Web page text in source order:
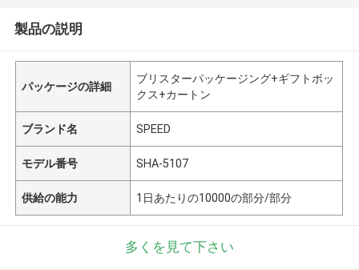
製品の説明
パッケージの詳細
ブリスターパッケージング+ギフトボッ
クス+カートン
ブランド名 SPEED
モデル番号 SHA-5107
供給の能力 1日あたりの10000の部分/部分
多くを見て下さい